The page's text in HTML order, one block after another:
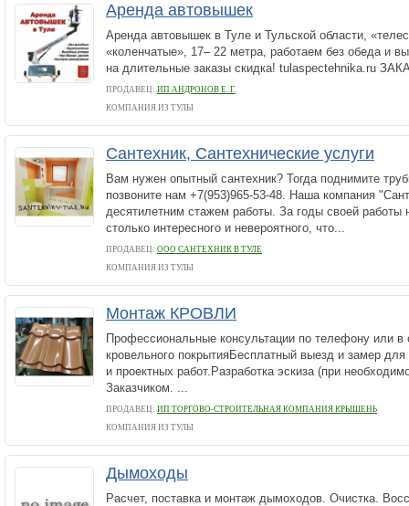
Аренда автовышек
Аренда автовышек в Туле и Тульской области,
«коленчатые», 17– 22 метра, работаем без обеда и
на длительные заказы скидка! tulaspectehnika.ru
ПРОДАВЕЦ: ИП АНДРОНОВ Е. Г.
КОМПАНИЯ ИЗ ТУЛЫ
Сантехник, Сантехнические услуги
Вам нужен опытный сантехник? Тогда поднимите
позвоните нам +7(953)965-53-48. Наша компания
десятилетним стажем работы. За годы своей работы
столько интересного и невероятного, что...
ПРОДАВЕЦ: ООО САНТЕХНИК В ТУЛЕ
КОМПАНИЯ ИЗ ТУЛЫ
Монтаж КРОВЛИ
Профессиональные консультации по телефону или
кровельного покрытияБесплатный выезд и замер
и проектных работ.Разработка эскиза (при
Заказчиком. ...
ПРОДАВЕЦ: ИП ТОРГОВО-СТРОИТЕЛЬНАЯ КОМПАНИЯ КРЫШЕНЬ
КОМПАНИЯ ИЗ ТУЛЫ
Дымоходы
Расчет, поставка и монтаж дымоходов. Очистка.